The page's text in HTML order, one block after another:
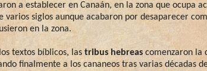
a establecer en Canaán, en la zona que ocupa
varios siglos aunque acabaron por desaparecer
en la zona.
textos bíblicos, las tribus hebreas comenzaron la
finalmente a los cananeos tras varias décadas